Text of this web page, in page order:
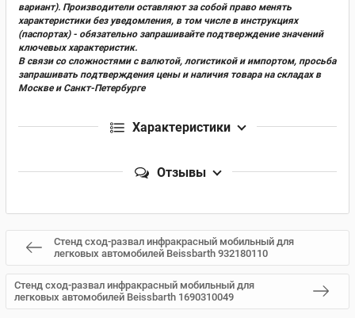
вариант). Производители оставляют за собой право менять
характеристики без уведомления, в том числе в инструкциях
(паспортах) - обязательно запрашивайте подтверждение значений
ключевых характеристик.
В связи со сложностями с валютой, логистикой и импортом, просьба
запрашивать подтверждения цены и наличия товара на складах в
Москве и Санкт-Петербурге
Характеристики
Отзывы
Стенд сход-развал инфракрасный мобильный для
легковых автомобилей Beissbarth 932180110
Стенд сход-развал инфракрасный мобильный для
легковых автомобилей Beissbarth 1690310049